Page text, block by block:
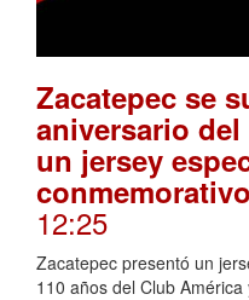
Zacatepec se
aniversario
un jersey
conmemorativo
12:25
Zacatepec presentó un
110 años del Club